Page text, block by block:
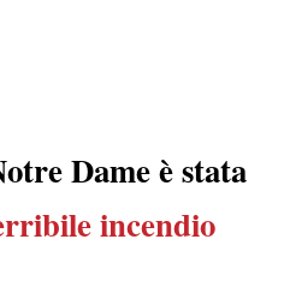
Dame è stata
incendio